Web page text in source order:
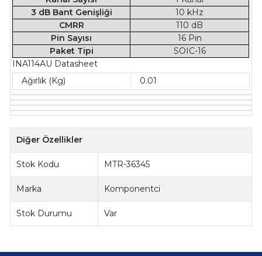
3 dB Bant Genişliği
10 kHz
CMRR
110 dB
Pin Sayısı
16 Pin
Paket Tipi
SOIC-16
INA114AU Datasheet
Ağırlık (Kg)
0.01
Diğer Özellikler
Stok Kodu MTR-36345
Marka Komponentci
Stok Durumu Var